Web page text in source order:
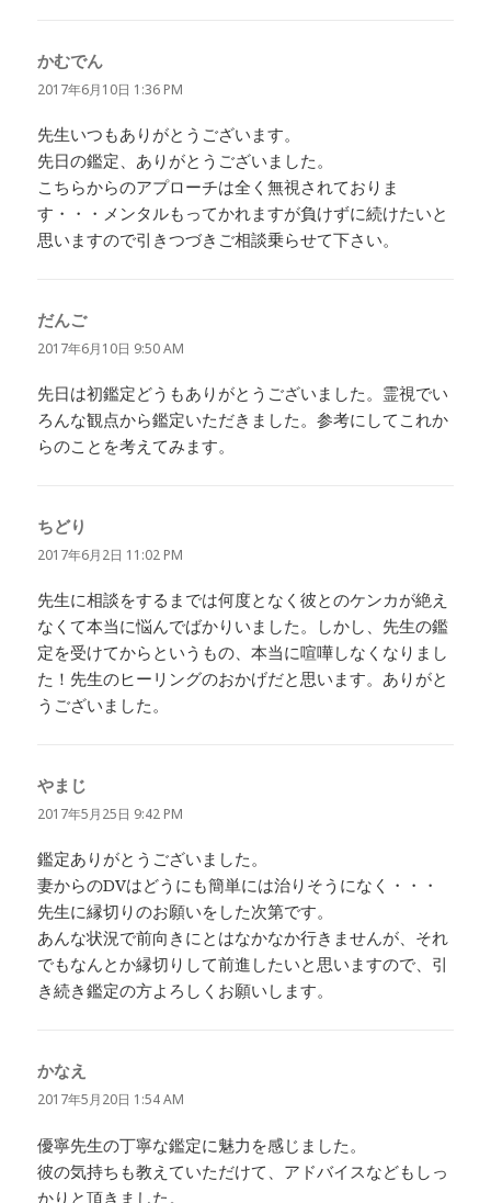
かむでん
り:
2017年6月10日 1:36 PM
先生いつもありがとうございます。
先日の鑑定、ありがとうございました。
こちらからのアプローチは全く無視されておりま
す・・・メンタルもってかれますが負けずに続けたいと
思いますので引きつづきご相談乗らせて下さい。
だんごよ
り:
2017年6月10日 9:50 AM
先日は初鑑定どうもありがとうございました。霊視でい
ろんな観点から鑑定いただきました。参考にしてこれか
らのことを考えてみます。
ちどり
り:
2017年6月2日 11:02 PM
先生に相談をするまでは何度となく彼とのケンカが絶え
なくて本当に悩んでばかりいました。しかし、先生の鑑
定を受けてからというもの、本当に喧嘩しなくなりまし
た！先生のヒーリングのおかげだと思います。ありがと
うございました。
やまじ
り:
2017年5月25日 9:42 PM
鑑定ありがとうございました。
妻からのDVはどうにも簡単には治りそうになく・・・
先生に縁切りのお願いをした次第です。
あんな状況で前向きにとはなかなか行きませんが、それ
でもなんとか縁切りして前進したいと思いますので、引
き続き鑑定の方よろしくお願いします。
かなえ
り:
2017年5月20日 1:54 AM
優寧先生の丁寧な鑑定に魅力を感じました。
彼の気持ちも教えていただけて、アドバイスなどもしっ
かりと頂きました。